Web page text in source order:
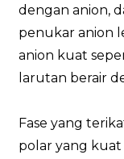
dengan anion,
penukar anion
anion kuat
larutan berair
Fase yang
polar yang